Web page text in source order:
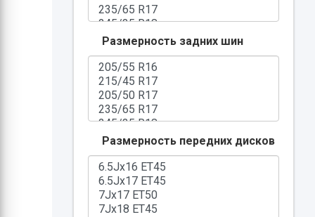
Размерность задних шин
Размерность передних дисков